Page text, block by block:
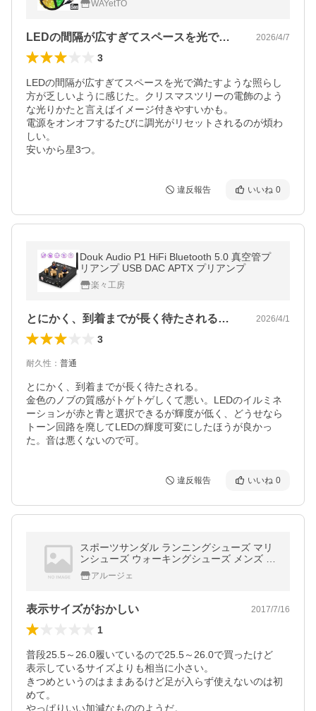
WAYetTO
LEDの間隔が広すぎてスペースを光で満… 2026/4/7
3
LEDの間隔が広すぎてスペースを光で満たすような照らし
方が乏しいように感じた。クリスマスツリーの電飾のよう
な光りかたと言えばイメージ付きやすいかも。
電源をオンオフするたびに調光がリセットされるのが煩わ
しい。
安いから星3つ。
違反報告 いいね 0
Douk Audio P1 HiFi Bluetooth 5.0 真空管プ
リアンプ USB DAC APTX プリアンプ
楽々工房
とにかく、到着までが長く待たされる。金… 2026/4/1
3
耐久性 ： 普通
とにかく、到着までが長く待たされる。
金色のノブの質感がトゲトゲしくて悪い。LEDのイルミネ
ーションが赤と青と選択できるが輝度が低く、どうせなら
トーン回路を廃してLEDの輝度可変にしたほうが良かっ
た。音は悪くないので可。
違反報告 いいね 0
スポーツサンダル ランニングシューズ マリ
ンシューズ ウォーキングシューズ メンズ M
L LL セール
アルージェ
表示サイズがおかしい 2017/7/16
1
普段25.5～26.0履いているので25.5～26.0で買ったけど
表示しているサイズよりも相当に小さい。
きつめというのはままあるけど足が入らず使えないのは初
めて。
やっぱりいい加減なもののようだ。